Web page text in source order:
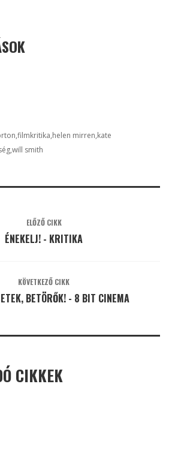
filmkritika helen mirren kate
will smith
ELŐZŐ CIKK
ÉNEKELJ! - KRITIKA
KÖVETKEZŐ CIKK
BETÖRŐK! - 8 BIT CINEMA
CIKKEK